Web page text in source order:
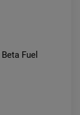
Beta Fuel